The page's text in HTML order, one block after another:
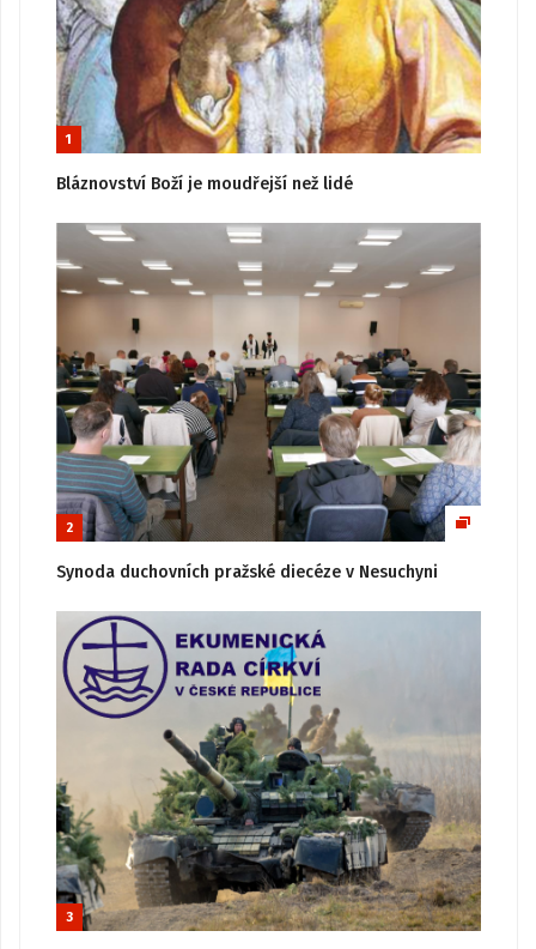
1
Bláznovství Boží je moudřejší než lidé
2
Synoda duchovních pražské diecéze v Nesuchyni
3